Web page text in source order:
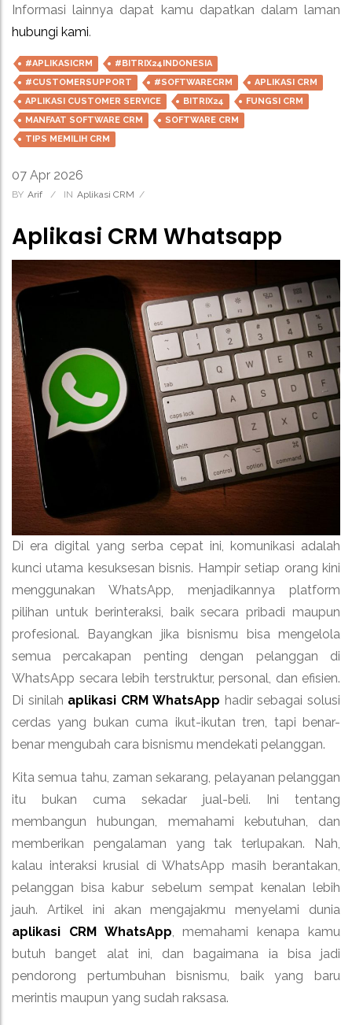
Informasi lainnya dapat kamu dapatkan dalam laman
hubungi kami.
#APLIKASICRM
#BITRIX24INDONESIA
#CUSTOMERSUPPORT
#SOFTWARECRM
APLIKASI CRM
APLIKASI CUSTOMER SERVICE
BITRIX24
FUNGSI CRM
MANFAAT SOFTWARE CRM
SOFTWARE CRM
TIPS MEMILIH CRM
07 Apr 2026
BY Arif / IN Aplikasi CRM /
Aplikasi CRM Whatsapp
Di era digital yang serba cepat ini, komunikasi adalah
kunci utama kesuksesan bisnis. Hampir setiap orang kini
menggunakan WhatsApp, menjadikannya platform
pilihan untuk berinteraksi, baik secara pribadi maupun
profesional. Bayangkan jika bisnismu bisa mengelola
semua percakapan penting dengan pelanggan di
WhatsApp secara lebih terstruktur, personal, dan efisien.
Di sinilah aplikasi CRM WhatsApp hadir sebagai solusi
cerdas yang bukan cuma ikut-ikutan tren, tapi benar-
benar mengubah cara bisnismu mendekati pelanggan.
Kita semua tahu, zaman sekarang, pelayanan pelanggan
itu bukan cuma sekadar jual-beli. Ini tentang
membangun hubungan, memahami kebutuhan, dan
memberikan pengalaman yang tak terlupakan. Nah,
kalau interaksi krusial di WhatsApp masih berantakan,
pelanggan bisa kabur sebelum sempat kenalan lebih
jauh. Artikel ini akan mengajakmu menyelami dunia
aplikasi CRM WhatsApp , memahami kenapa kamu
butuh banget alat ini, dan bagaimana ia bisa jadi
pendorong pertumbuhan bisnismu, baik yang baru
merintis maupun yang sudah raksasa.